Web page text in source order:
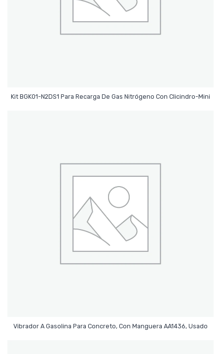
Kit BGK01-N2DS1 Para Recarga De Gas Nitrógeno Con Clicindro-Mini
Vibrador A Gasolina Para Concreto, Con Manguera AA1436, Usado